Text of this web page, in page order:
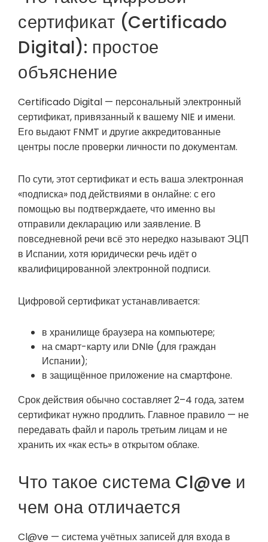
сертификат (Certificado
Digital): простое
объяснение
Certificado Digital — персональный электронный
сертификат, привязанный к вашему NIE и имени.
Его выдают FNMT и другие аккредитованные
центры после проверки личности по документам.
По сути, этот сертификат и есть ваша электронная
«подписка» под действиями в онлайне: с его
помощью вы подтверждаете, что именно вы
отправили декларацию или заявление. В
повседневной речи всё это нередко называют ЭЦП
в Испании, хотя юридически речь идёт о
квалифицированной электронной подписи.
Цифровой сертификат устанавливается:
в хранилище браузера на компьютере;
на смарт-карту или DNIe (для граждан
Испании);
в защищённое приложение на смартфоне.
Срок действия обычно составляет 2–4 года, затем
сертификат нужно продлить. Главное правило — не
передавать файл и пароль третьим лицам и не
хранить их «как есть» в открытом облаке.
Что такое система Cl@ve и
чем она отличается
Cl@ve — система учётных записей для входа в